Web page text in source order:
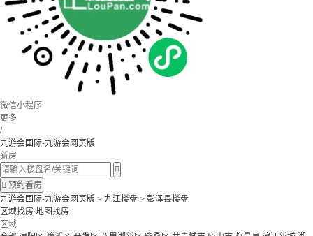
微信小程序
更多
/
九游会国际-九游会网页版
新房

 预约看房
九游会国际-九游会网页版 > 九江楼盘 > 彭泽县楼盘
区域找房 地图找房
区域